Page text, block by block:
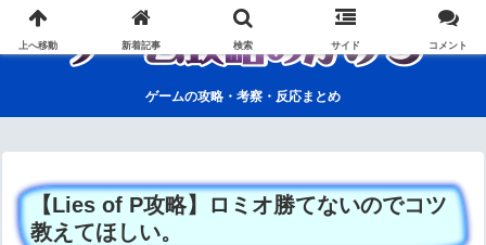
ゲームの攻略・考察・反応まとめ
【Lies of P攻略】ロミオ勝てないのでコツ
教えてほしい。
上へ移動 新着記事 検索 サイド コメント